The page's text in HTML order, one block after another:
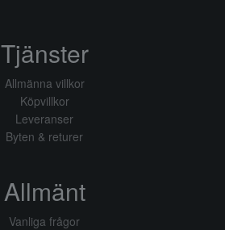
Tjänster
Allmänna villkor
Köpvillkor
Leveranser
Byten & returer
Allmänt
Vanliga frågor